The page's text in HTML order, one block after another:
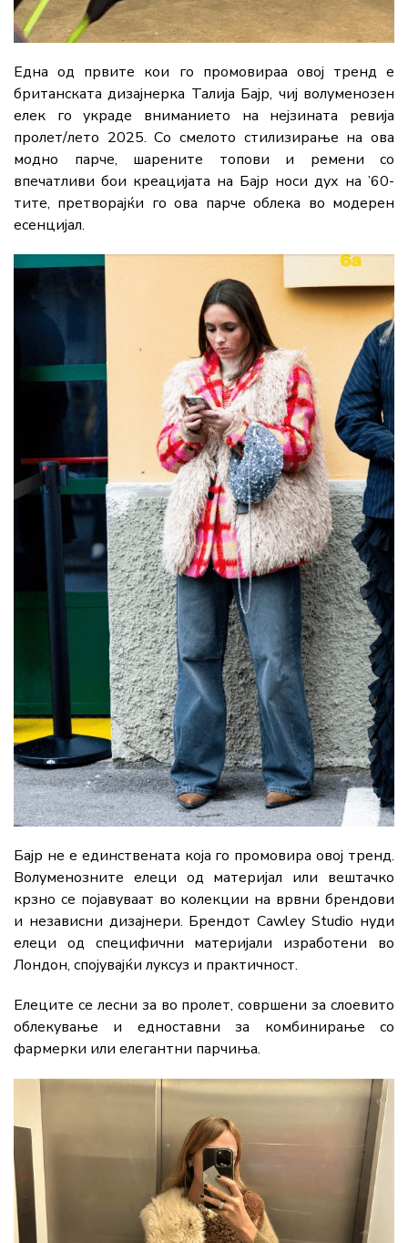
Една од првите кои го промовираа овој тренд е
британската дизајнерка Талија Бајр, чиј волуменозен
елек го украде вниманието на нејзината ревија
пролет/лето 2025. Со смелото стилизирање на ова
модно парче, шарените топови и ремени со
впечатливи бои креацијата на Бајр носи дух на ’60-
тите, претворајќи го ова парче облека во модерен
есенцијал.
Бајр не е единствената која го промовира овој тренд.
Волуменозните елеци од материјал или вештачко
крзно се појавуваат во колекции на врвни брендови
и независни дизајнери. Брендот Cawley Studio нуди
елеци од специфични материјали изработени во
Лондон, спојувајќи луксуз и практичност.
Елеците се лесни за во пролет, совршени за слоевито
облекување и едноставни за комбинирање со
фармерки или елегантни парчиња.